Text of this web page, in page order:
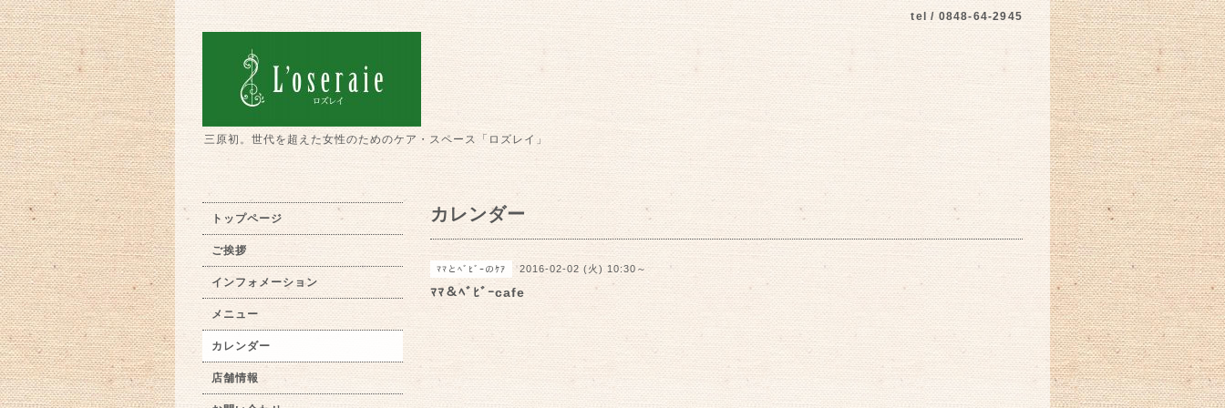
tel / 0848-64-2945
三原初。世代を超えた女性のためのケア・スペース「ロズレイ」
カレンダー
ﾏﾏとﾍﾞﾋﾞｰのｹｱ 2016-02-02 (火) 10:30～
ﾏﾏ＆ﾍﾞﾋﾞｰcafe
トップページ
ご挨拶
インフォメーション
メニュー
カレンダー
店舗情報